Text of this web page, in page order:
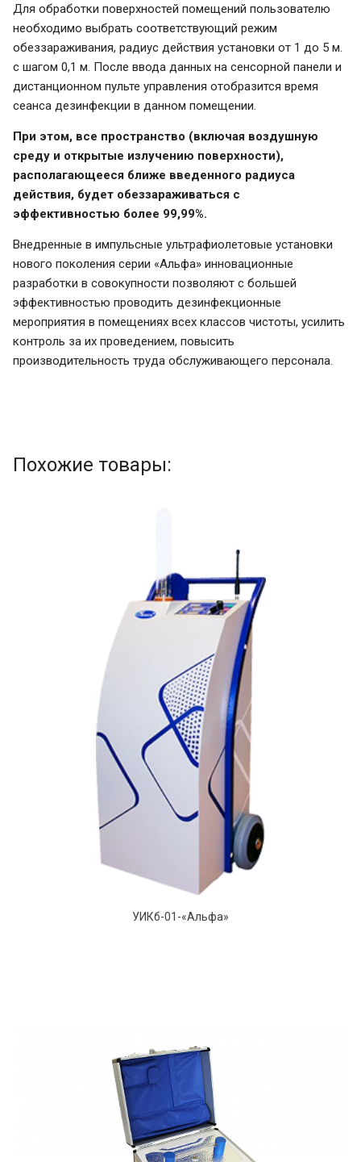
Для обработки поверхностей помещений пользователю
необходимо выбрать соответствующий режим
обеззараживания, радиус действия установки от 1 до 5 м.
с шагом 0,1 м. После ввода данных на сенсорной панели и
дистанционном пульте управления отобразится время
сеанса дезинфекции в данном помещении.
При этом, все пространство (включая воздушную
среду и открытые излучению поверхности),
располагающееся ближе введенного радиуса
действия, будет обеззараживаться с
эффективностью более 99,99%.
Внедренные в импульсные ультрафиолетовые установки
нового поколения серии «Альфа» инновационные
разработки в совокупности позволяют с большей
эффективностью проводить дезинфекционные
мероприятия в помещениях всех классов чистоты, усилить
контроль за их проведением, повысить
производительность труда обслуживающего персонала.
Похожие товары:
УИКб-01-«Альфа»